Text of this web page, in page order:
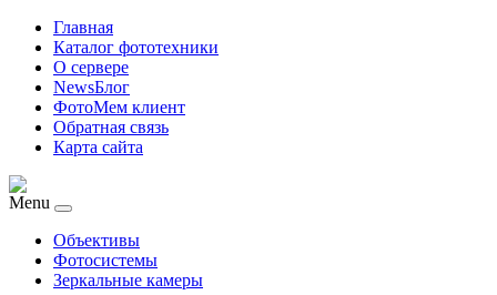
Главная
Каталог фототехники
О сервере
NewsБлог
ФотоМем клиент
Обратная связь
Карта сайта
Menu
Объективы
Фотосистемы
Зеркальные камеры